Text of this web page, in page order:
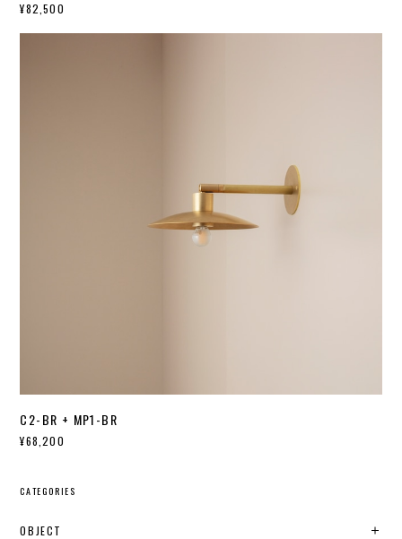
¥82,500
C2-BR + MP1-BR
¥68,200
CATEGORIES
OBJECT